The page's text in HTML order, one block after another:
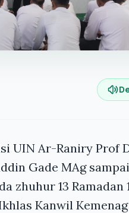
UIN Ar-Raniry Prof
Gade MAg
zhuhur 13 Ramadan
Kanwil Kemenag